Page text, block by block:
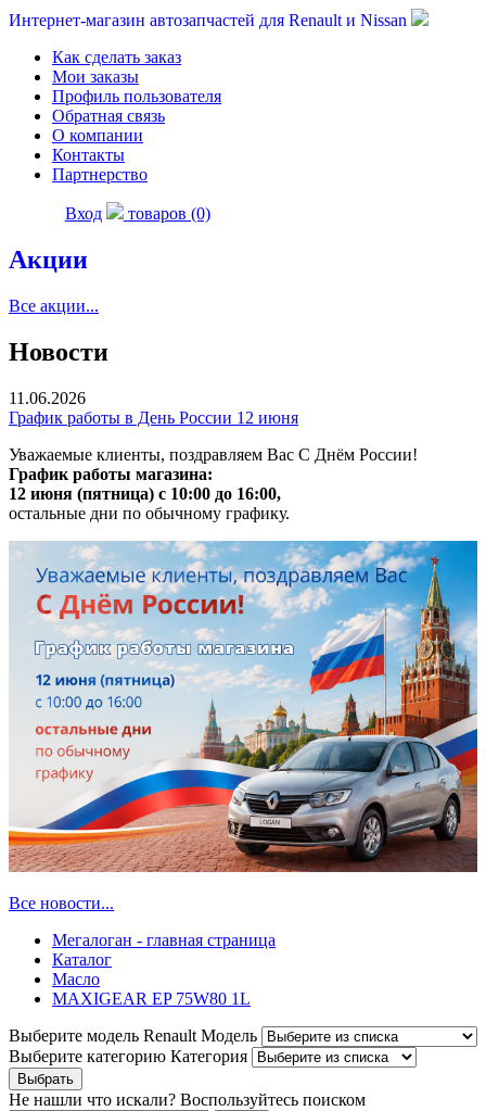
Интернет-магазин автозапчастей для Renault и Nissan
Как сделать заказ
Мои заказы
Профиль пользователя
Обратная связь
О компании
Контакты
Партнерство
Вход товаров (0)
Акции
Все акции...
Новости
11.06.2026
График работы в День России 12 июня
Уважаемые клиенты, поздравляем Вас С Днём России!
График работы магазина:
12 июня (пятница) с 10:00 до 16:00,
остальные дни по обычному графику.
Все новости...
Мегалоган - главная страница
Каталог
Масло
MAXIGEAR EP 75W80 1L
Выберите модель Renault Модель
Выберите категорию Категория
Не нашли что искали? Воспользуйтесь поиском